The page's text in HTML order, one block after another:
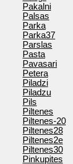
Pakalni
Palsas
Parka
Parka37
Parslas
Pasta
Pavasari
Petera
Piladzi
Piladzu
Pils
Piltenes
Piltenes-20
Piltenes28
Piltenes2e
Piltenes30
Pinkupites